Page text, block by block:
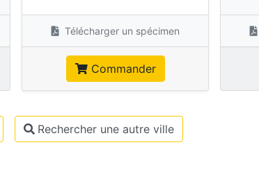
Télécharger un spécimen
Commander
Rechercher une autre ville